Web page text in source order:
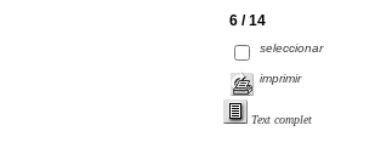
6 / 14
seleccionar
imprimir
Text complet